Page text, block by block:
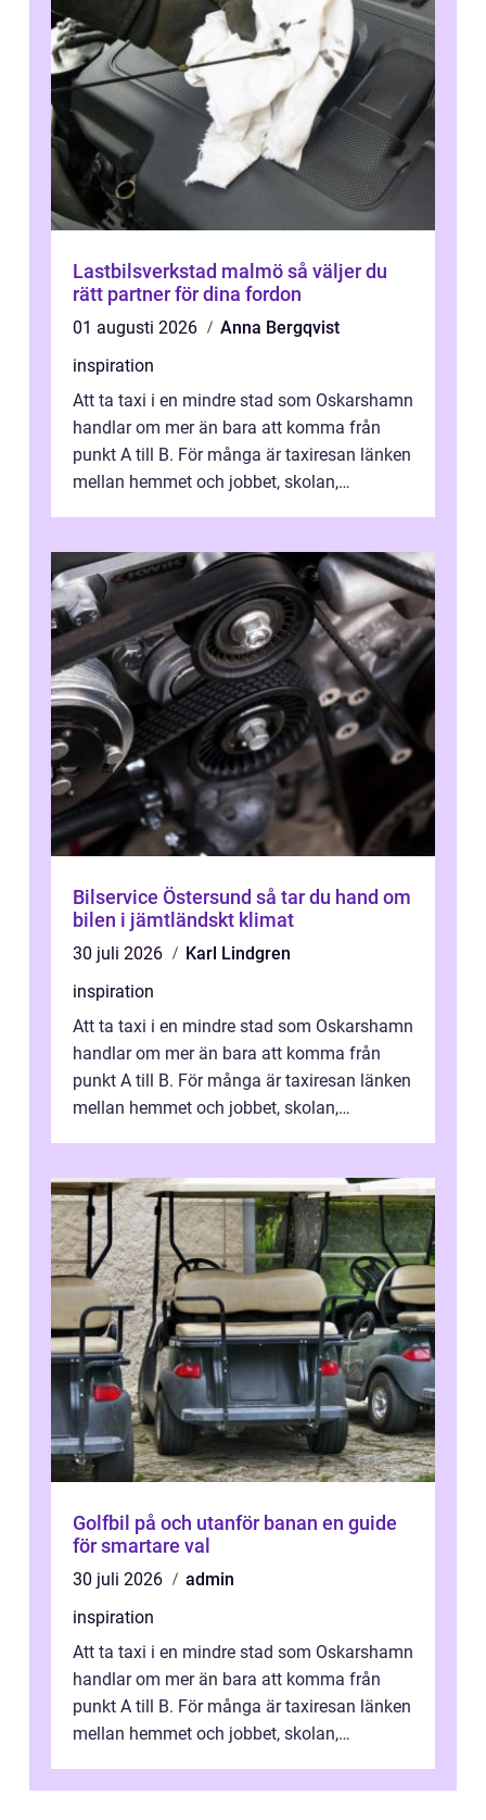
Lastbilsverkstad malmö så väljer du
rätt partner för dina fordon
01 augusti 2026
Anna Bergqvist
inspiration
Att ta taxi i en mindre stad som Oskarshamn
handlar om mer än bara att komma från
punkt A till B. För många är taxiresan länken
mellan hemmet och jobbet, skolan,
Bilservice Östersund så tar du hand om
bilen i jämtländskt klimat
30 juli 2026
Karl Lindgren
inspiration
Att ta taxi i en mindre stad som Oskarshamn
handlar om mer än bara att komma från
punkt A till B. För många är taxiresan länken
mellan hemmet och jobbet, skolan,
Golfbil på och utanför banan en guide
för smartare val
30 juli 2026
admin
inspiration
Att ta taxi i en mindre stad som Oskarshamn
handlar om mer än bara att komma från
punkt A till B. För många är taxiresan länken
mellan hemmet och jobbet, skolan,